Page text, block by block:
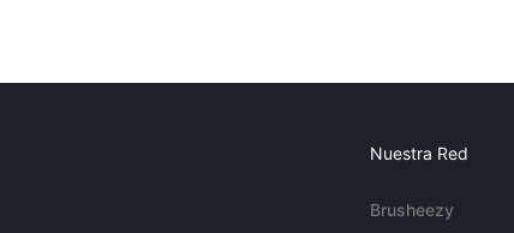
Nuestra Red
Brusheezy